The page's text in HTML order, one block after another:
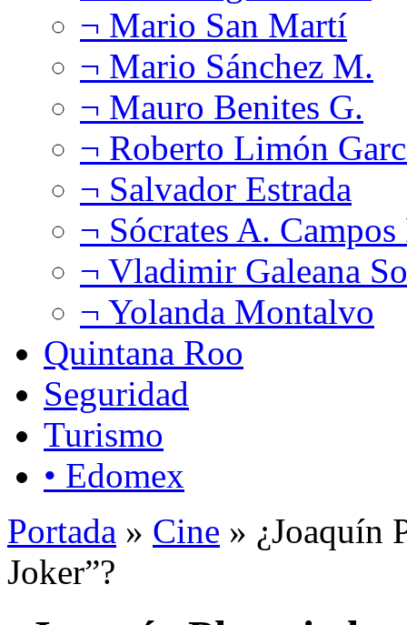
¬ Mario San Martí
¬ Mario Sánchez M.
¬ Mauro Benites G.
¬ Roberto Limón
¬ Salvador Estrada
¬ Sócrates A.
¬ Vladimir Galeana
¬ Yolanda Montalvo
Quintana Roo
Seguridad
Turismo
• Edomex
Portada » Cine » ¿Joaquín
Joker”?